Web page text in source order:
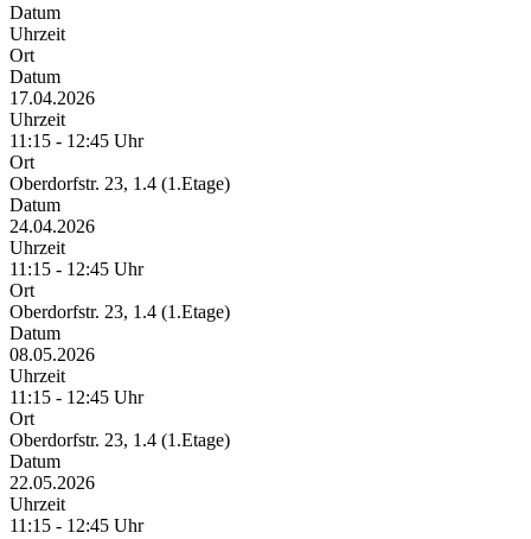
Datum
Uhrzeit
Ort
Datum
17.04.2026
Uhrzeit
11:15 - 12:45 Uhr
Ort
Oberdorfstr. 23, 1.4 (1.Etage)
Datum
24.04.2026
Uhrzeit
11:15 - 12:45 Uhr
Ort
Oberdorfstr. 23, 1.4 (1.Etage)
Datum
08.05.2026
Uhrzeit
11:15 - 12:45 Uhr
Ort
Oberdorfstr. 23, 1.4 (1.Etage)
Datum
22.05.2026
Uhrzeit
11:15 - 12:45 Uhr